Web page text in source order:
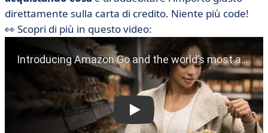
direttamente sulla carta di credito. Niente più code!
👀 Scopri di più in questo video: